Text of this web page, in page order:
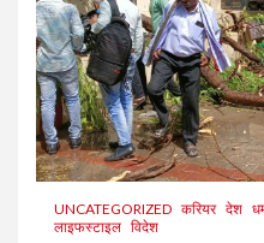
UNCATEGORIZED करियर देश
लाइफस्टाइल विदेश